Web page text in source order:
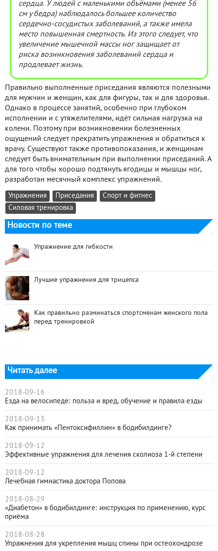
сердца. У людей с маленькими объёмами (менее 56
см у бедра) наблюдалось большее количество
сердечно-сосудистых заболеваний, а также имела
место повышенная смертность. Из этого следует, что
увеличение мышечной массы ног защищает от
риска возникновения заболеваний сердца и
продлевает жизнь.
Правильно выполненные приседания являются полезными
для мужчин и женщин, как для фигуры, так и для здоровья.
Однако в процессе занятий, особенно при глубоком
исполнении и с утяжелителями, идёт сильная нагрузка на
колени. Поэтому при возникновении болезненных
ощущений следует прекратить упражнения и обратиться к
врачу. Существуют также противопоказания, и женщинам
следует быть внимательным при выполнении приседаний. А
для того чтобы хорошо подтянуть ягодицы и мышцы ног,
разработан месячный комплекс упражнений.
Упражнения Приседания
Спорт и фитнес
Силовая тренировка
Новости по теме
Упражнение для гибкости
Лучшие упражнения для трицепса
Как правильно разминаться спортсменам женского пола
перед тренировкой
Читать далее
2018-09-16
Езда на велосипеде: польза и вред, обучение и правила езды
2018-09-13
Как принимать «Пентоксифиллин» в бодибилдинге?
2018-09-12
Эффективные упражнения для лечения сколиоза 1-й степени
2018-09-12
Лечебная гимнастика доктора Попова
2018-08-29
«Диабетон» в бодибилдинге: инструкция по применению, курс
приёма
2018-08-28
Упражнения для укрепления мышц спины при остеохондрозе